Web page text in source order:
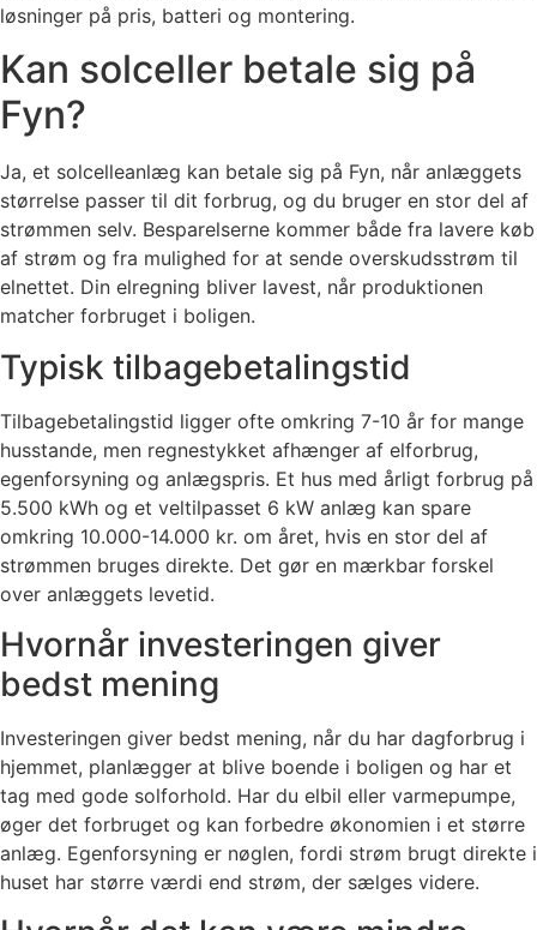
løsninger på pris, batteri og montering.
Kan solceller betale sig på
Fyn?
Ja, et solcelleanlæg kan betale sig på Fyn, når anlæggets
størrelse passer til dit forbrug, og du bruger en stor del af
strømmen selv. Besparelserne kommer både fra lavere køb
af strøm og fra mulighed for at sende overskudsstrøm til
elnettet. Din elregning bliver lavest, når produktionen
matcher forbruget i boligen.
Typisk tilbagebetalingstid
Tilbagebetalingstid ligger ofte omkring 7-10 år for mange
husstande, men regnestykket afhænger af elforbrug,
egenforsyning og anlægspris. Et hus med årligt forbrug på
5.500 kWh og et veltilpasset 6 kW anlæg kan spare
omkring 10.000-14.000 kr. om året, hvis en stor del af
strømmen bruges direkte. Det gør en mærkbar forskel
over anlæggets levetid.
Hvornår investeringen giver
bedst mening
Investeringen giver bedst mening, når du har dagforbrug i
hjemmet, planlægger at blive boende i boligen og har et
tag med gode solforhold. Har du elbil eller varmepumpe,
øger det forbruget og kan forbedre økonomien i et større
anlæg. Egenforsyning er nøglen, fordi strøm brugt direkte i
huset har større værdi end strøm, der sælges videre.